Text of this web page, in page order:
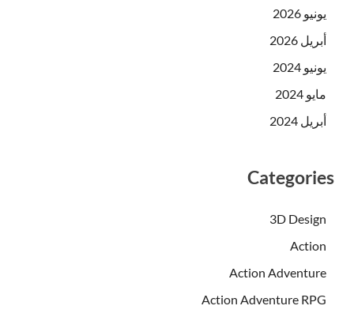
يونيو 2026
أبريل 2026
يونيو 2024
مايو 2024
أبريل 2024
Categories
3D Design
Action
Action Adventure
Action Adventure RPG